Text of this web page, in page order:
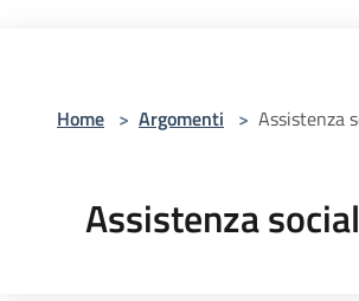
Home > Argomenti > Assistenza
Assistenza